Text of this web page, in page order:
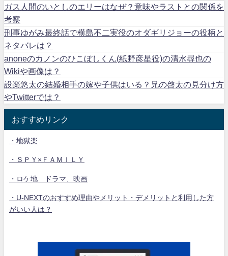
ガス人間のいとしのエリーはなぜ？意味やラストとの関係を
考察
刑事ゆがみ最終話で横島不二実役のオダギリジョーの役柄と
ネタバレは？
anoneのカノンのひこぼしくん(紙野彦星役)の清水尋也の
Wikiや画像は？
設楽悠太の結婚相手の嫁や子供はいる？兄の啓太の見分け方
やTwitterでは？
おすすめリンク
・地獄楽
・ＳＰＹ×ＦＡＭＩＬＹ
・ロケ地 ドラマ、映画
・U-NEXTのおすすめ理由やメリット・デメリットと利用した方
がいい人は？